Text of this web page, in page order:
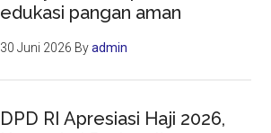
edukasi pangan aman
30 Juni 2026 Byadmin
DPD RI Apresiasi Haji 2026,